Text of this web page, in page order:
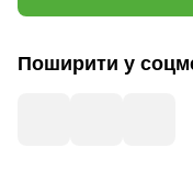
Поширити у